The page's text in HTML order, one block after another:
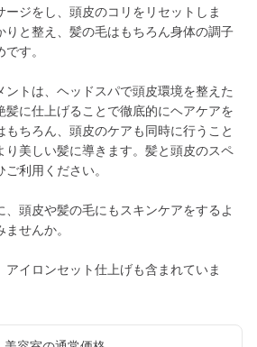
ージをし、頭皮のコリをリセットしま
りと整え、髪の毛はもちろん身体の調子
す。
ントは、ヘッドスパで頭皮環境を整えた
髪に仕上げることで徹底的にヘアケアを
もちろん、頭皮のケアも同時に行うこと
り美しい髪に導きます。髪と頭皮のスペ
利用ください。
、頭皮や髪の毛にもスキンケアをするよ
せんか。
イロンセット仕上げも含まれていま